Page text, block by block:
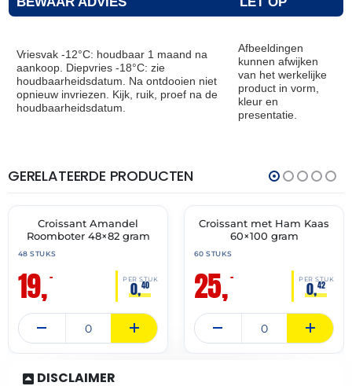
Vriesvak -12°C: houdbaar 1 maand na
aankoop. Diepvries -18°C: zie
houdbaarheidsdatum. Na ontdooien niet
opnieuw invriezen. Kijk, ruik, proef na de
houdbaarheidsdatum.
Afbeeldingen
kunnen afwijken
van het werkelijke
product in vorm,
kleur en
presentatie.
GERELATEERDE PRODUCTEN
🔥 OP=OP
THT:
30-
Croissant Amandel
Roomboter 48×82 gram
48 STUKS
19,– PER STUK
0,40
🔥 OP=OP
Croissant met Ham Kaas
60×100 gram
60 STUKS
25,– PER STUK
0,42
DISCLAIMER